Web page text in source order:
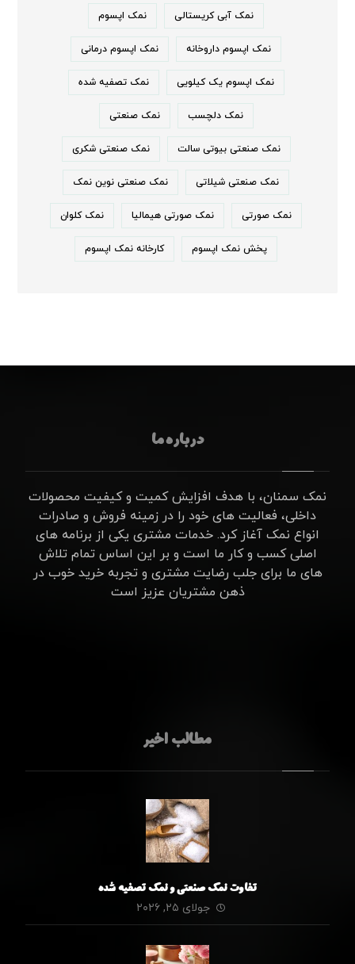
نمک آبی کریستالی نمک اپسوم
نمک اپسوم داروخانه نمک اپسوم درمانی
نمک اپسوم یک کیلویی نمک تصفیه شده
نمک دلچسب نمک صنعتی
نمک صنعتی بیوتی سالت نمک صنعتی شکری
نمک صنعتی شیلاتی نمک صنعتی نوین نمک
نمک صورتی نمک صورتی هیمالیا نمک کلوان
پخش نمک اپسوم کارخانه نمک اپسوم
درباره ما
نمک سمنان، با هدف افزایش کمیت و کیفیت محصولات
داخلی، فعالیت های خود را در زمینه فروش و صادرات
انواع نمک آغاز کرد. خدمات مشتری یکی از برنامه های
اصلی کسب و کار ما است و بر این اساس تمام تلاش
های ما برای جلب رضایت مشتری و تجربه خرید خوب در
ذهن مشتریان عزیز است
مطالب اخیر
تفاوت نمک صنعتی و نمک تصفیه شده
جولای ۲۵, ۲۰۲۶